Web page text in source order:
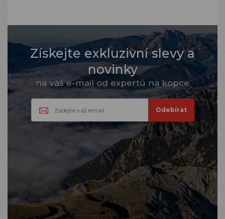
Získejte exkluzivní slevy a
novinky
na váš e-mail od expertů na kopce